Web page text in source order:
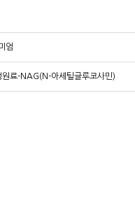
엄
원료-NAG(N-아세틸글루코사민)